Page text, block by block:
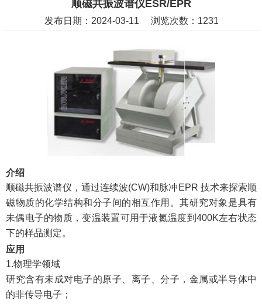
顺磁共振波谱仪ESR/EPR
发布日期：2024-03-11 浏览次数：1231
介绍
顺磁共振波谱仪，通过连续波(CW)和脉冲EPR 技术来探索顺
磁物质的化学结构和分子间的相互作用。其研究对象是具有
未偶电子的物质，变温装置可用于液氮温度到400K左右状态
下的样品测定。
应用
1.物理学领域
研究含有未成对电子的原子、离子、分子，金属或半导体中
的非传导电子；